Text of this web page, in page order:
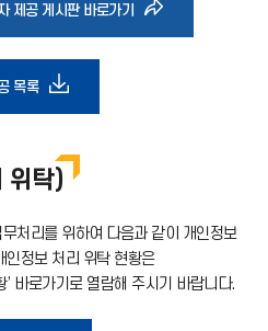
제공 게시판 바로가기 바
아
이
목록다
로
드
위탁)
처리를 위하여 다음과 같이 개인정보
인정보 처리 위탁 현황은
바로가기로 열람해 주시기 바랍니다.